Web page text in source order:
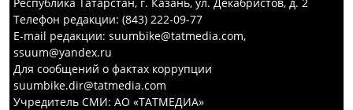
Телефон редакции: (843) 222-09-77
E-mail редакции: suumbike@tatmedia.com,
ssuum@yandex.ru
Для сообщений о фактах коррупции
suumbike.dir@tatmedia.com
Учредитель СМИ: АО «ТАТМЕДИА»